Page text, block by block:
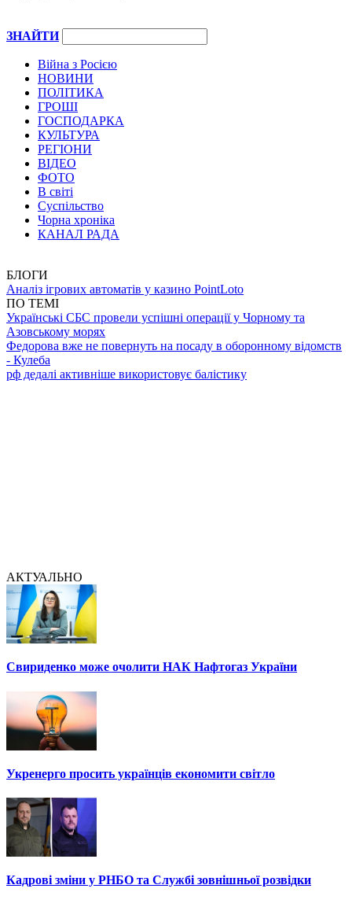
ЗНАЙТИ
Війна з Росією
НОВИНИ
ПОЛІТИКА
ГРОШІ
ГОСПОДАРКА
КУЛЬТУРА
РЕГІОНИ
ВІДЕО
ФОТО
В світі
Суспільство
Чорна хроніка
КАНАЛ РАДА
БЛОГИ
Аналіз ігрових автоматів у казино PointLoto
ПО ТЕМІ
Українські СБС провели успішні операції у Чорному та
Азовському морях
Федорова вже не повернуть на посаду в оборонному відомств
- Кулеба
рф дедалі активніше використовує балістику
АКТУАЛЬНО
Свириденко може очолити НАК Нафтогаз України
Укренерго просить українців економити світло
Кадрові зміни у РНБО та Службі зовнішньої розвідки